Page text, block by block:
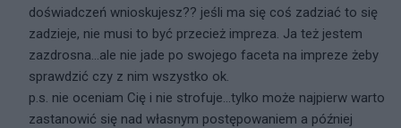
doświadczeń wnioskujesz?? jeśli ma się coś zadziać to się
zadzieje, nie musi to być przecież impreza. Ja też jestem
zazdrosna...ale nie jade po swojego faceta na impreze żeby
sprawdzić czy z nim wszystko ok.
p.s. nie oceniam Cię i nie strofuje...tylko może najpierw warto
zastanowić się nad własnym postępowaniem a później